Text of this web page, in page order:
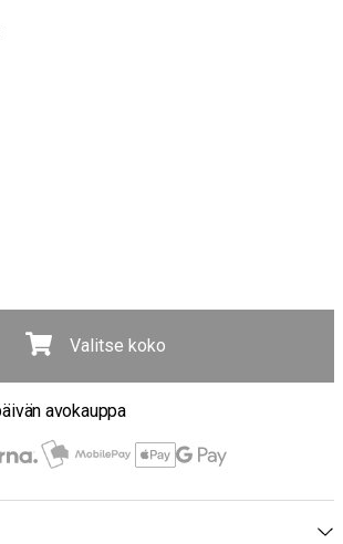
Valitse koko
toimitus yli 100 € tilauksiin
avokauppa
toimitus yli 100 € tilauksiin